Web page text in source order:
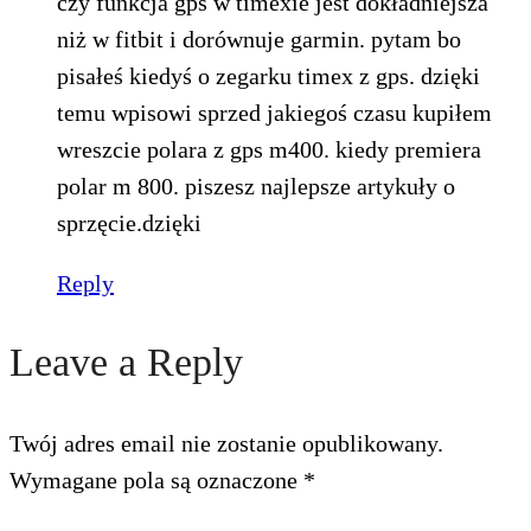
niż w fitbit i dorównuje garmin. pytam bo
pisałeś kiedyś o zegarku timex z gps. dzięki
temu wpisowi sprzed jakiegoś czasu kupiłem
wreszcie polara z gps m400. kiedy premiera
polar m 800. piszesz najlepsze artykuły o
sprzęcie.dzięki
Reply
Leave a Reply
Twój adres email nie zostanie opublikowany.
Wymagane pola są oznaczone *